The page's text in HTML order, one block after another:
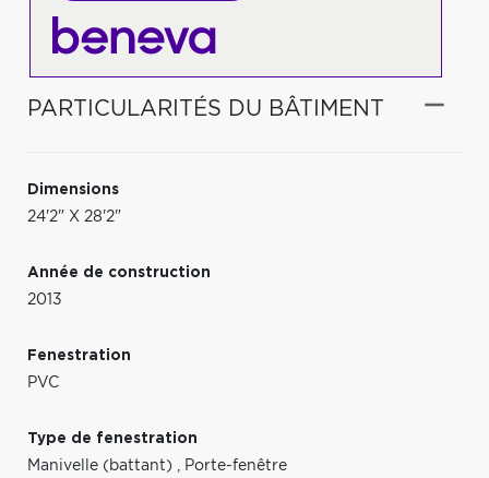
PARTICULARITÉS DU BÂTIMENT
Dimensions
24'2" X 28'2"
Année de construction
2013
Fenestration
PVC
Type de fenestration
Manivelle (battant) , Porte-fenêtre